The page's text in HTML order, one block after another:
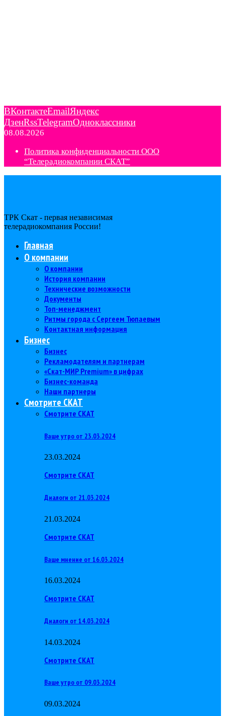
ВКонтактеEmailЯндекс
ДзенRssTelegramОдноклассники
08.08.2026
Политика конфиденциальности ООО
“Телерадиокомпании СКАТ”
ТРК Скат - первая независимая
телерадиокомпания Роcсии!
Главная
О компании
О компании
История компании
Технические возможности
Документы
Топ-менеджмент
Ритмы города с Сергеем Тюпаевым
Контактная информация
Бизнес
Бизнес
Рекламодателям и партнерам
«Скат-МИР Premium» в цифрах
Бизнес-команда
Наши партнеры
Смотрите СКАТ
Смотрите СКАТ
Ваше утро от 23.03.2024
23.03.2024
Смотрите СКАТ
Диалоги от 21.03.2024
21.03.2024
Смотрите СКАТ
Ваше мнение от 16.03.2024
16.03.2024
Смотрите СКАТ
Диалоги от 14.03.2024
14.03.2024
Смотрите СКАТ
Ваше утро от 09.03.2024
09.03.2024